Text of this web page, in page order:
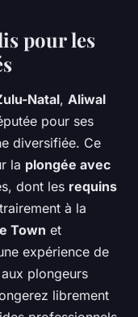
pour les
Natal, Aliwal
pour ses
diversifiée. Ce
la plongée avec
dont les requins
à la
Town et
expérience de
plongeurs
librement